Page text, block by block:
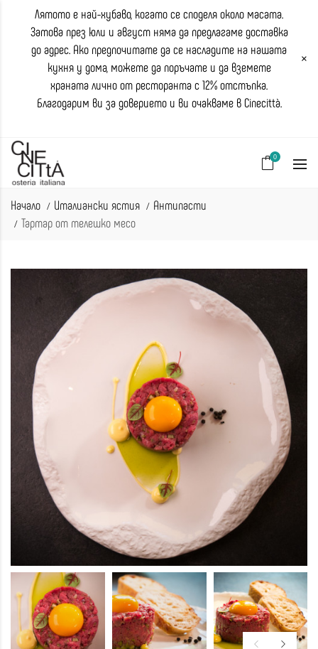
Лятото е най-хубаво, когато се споделя около масата.
Затова през юли и август няма да предлагаме доставка
до адрес. Ако предпочитате да се насладите на нашата
кухня у дома, можете да поръчате и да вземете
храната лично от ресторанта с 12% отстъпка.
Благодарим ви за доверието и ви очакваме в Cinecittà.
×
0
Начало Италиански ястия
Антипасти
Тартар от телешко месо